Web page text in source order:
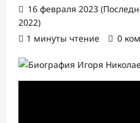
16 февраля 2023
2022)
1 минуты чтение
0